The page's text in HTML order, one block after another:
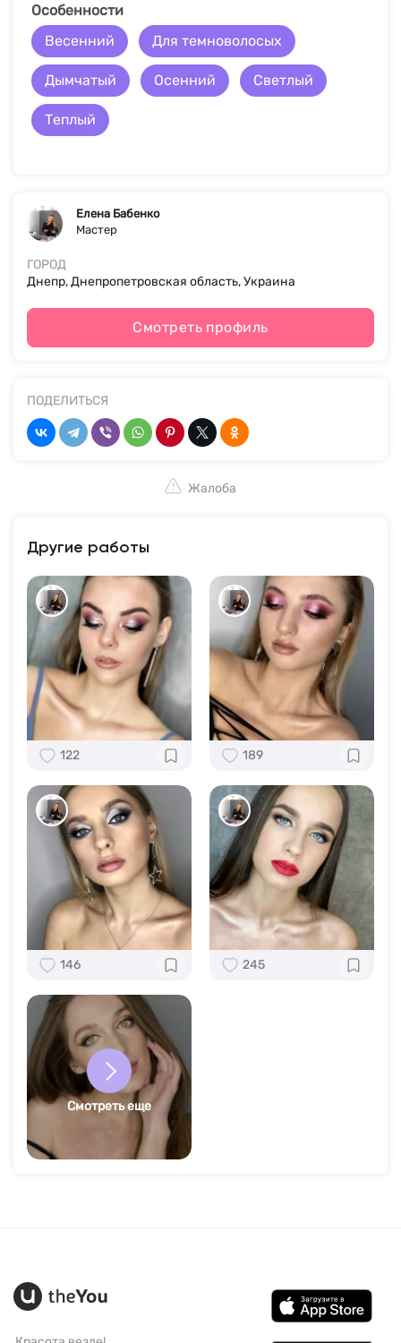
Особенности
Весенний
Для темноволосых
Дымчатый Осенний Светлый
Теплый
Елена Бабенко
Мастер
ГОРОД
Днепр, Днепропетровская область, Украина
Смотреть профиль
ПОДЕЛИТЬСЯ
Жалоба
Другие работы
122 189
146 245
Смотреть еще